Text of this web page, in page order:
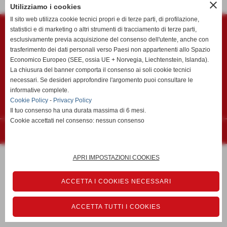
Polisportiva Migliarino Vecchiano ASD
Via Mazzini c/o Campo Sportivo "Vincenzo Faraci" - Vecchiano (Pisa)
P.I. 01299990505 C.F 01299990505
CODICE DESTINATARIO fattura elettronica KRRH6B9
Tel. 050/804780 Fax 050/804780
migliarinocalcio@migliarinocalcio.it
migliarinovecchiano@pec.migliarinovecchiano.it
Privacy Policy
close
Utilizziamo i cookies
Il sito web utilizza cookie tecnici propri e di terze parti, di profilazione,
statistici e di marketing o altri strumenti di tracciamento di terze parti,
esclusivamente previa acquisizione del consenso dell'utente, anche con
trasferimento dei dati personali verso Paesi non appartenenti allo Spazio
Economico Europeo (SEE, ossia UE + Norvegia, Liechtenstein, Islanda).
La chiusura del banner comporta il consenso ai soli cookie tecnici
necessari. Se desideri approfondire l'argomento puoi consultare le
informative complete.
Cookie Policy - Privacy Policy
Il tuo consenso ha una durata massima di 6 mesi.
Cookie accettati nel consenso: nessun consenso
APRI IMPOSTAZIONI COOKIES
ACCETTA I COOKIES NECESSARI
ACCETTA TUTTI I COOKIES